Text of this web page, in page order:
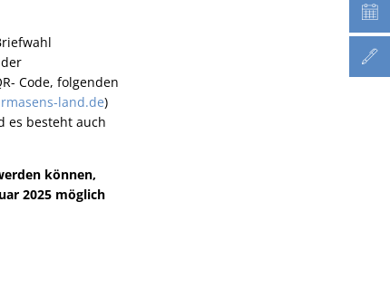
Code, folgenden
land.de)
es besteht auch
können,
2025 möglich